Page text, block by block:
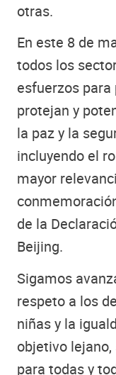
otras.
En este 8 de
todos los
esfuerzos
protejan y
la paz y la
incluyendo el
mayor
de la
Beijing.
Sigamos
respeto a los
niñas y la
objetivo
para todas y